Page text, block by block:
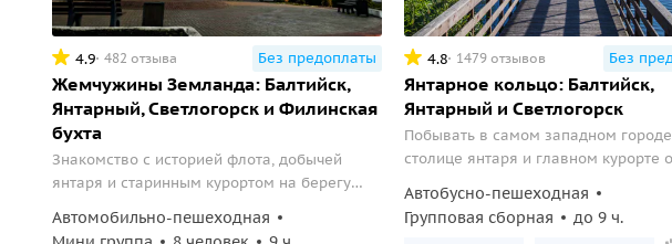
4.9 482 отзыва Без предоплаты
Жемчужины Земланда: Балтийск,
Янтарный, Светлогорск и Филинская
бухта
Знакомство с историей флота, добычей
янтаря и старинным курортом на берегу
Автомобильно-пешеходная
4.8 1479 отзывов Без
Янтарное кольцо: Балтийск,
Янтарный и Светлогорск
Побывать в самом западном
столице янтаря и главном курорте
Автобусно-пешеходная
Групповая сборная
до 9 ч.